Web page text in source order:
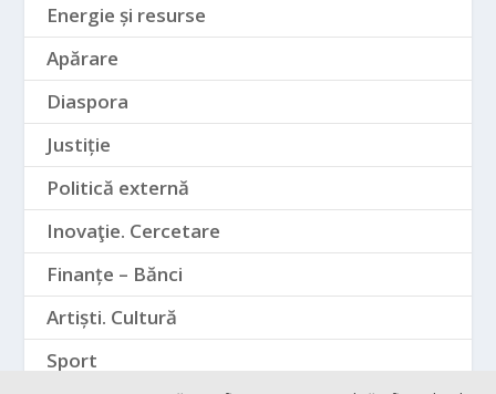
Energie și resurse
Apărare
Diaspora
Justiție
Politică externă
Inovaţie. Cercetare
Finanțe – Bănci
Artiști. Cultură
Sport